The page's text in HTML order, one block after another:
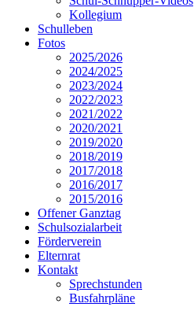
Kollegium
Schulleben
Fotos
2025/2026
2024/2025
2023/2024
2022/2023
2021/2022
2020/2021
2019/2020
2018/2019
2017/2018
2016/2017
2015/2016
Offener Ganztag
Schulsozialarbeit
Förderverein
Elternrat
Kontakt
Sprechstunden
Busfahrpläne